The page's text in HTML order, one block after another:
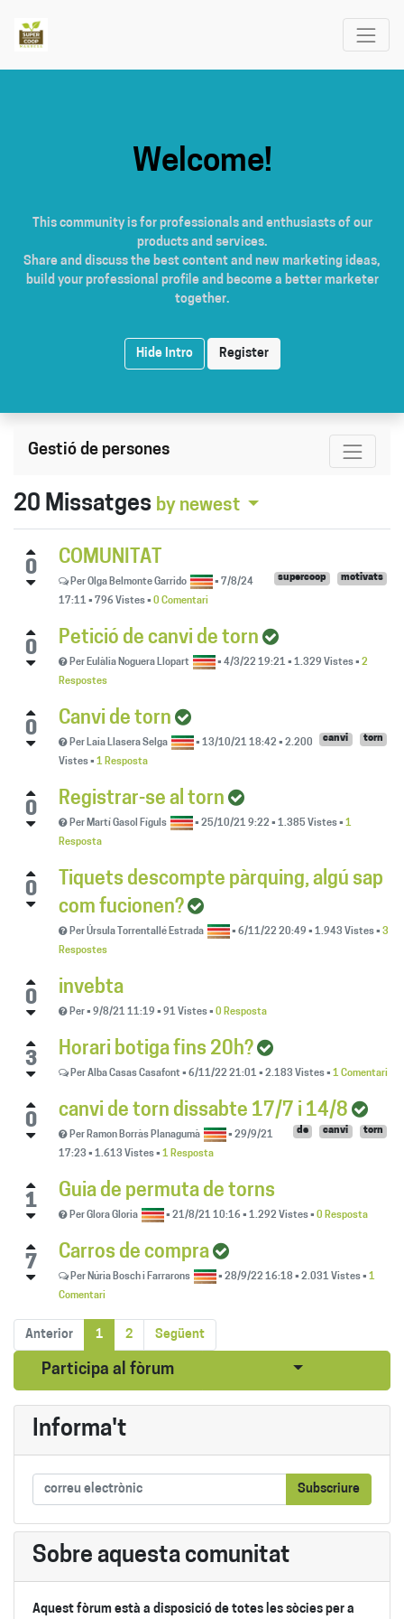
Welcome!
This community is for professionals and enthusiasts of our
products and services.
Share and discuss the best content and new marketing ideas,
build your professional profile and become a better marketer
together.
Hide Intro Register
Gestió de persones
20 Missatges by newest
0
COMUNITAT
motivats
supercoop
PerOlga Belmonte Garrido •7/8/24
17:11 • 796 Vistes• 0 Comentari
0
Petició de canvi de torn
Per Eulàlia Noguera Llopart •4/3/22 19:21 •1.329 Vistes•2
Respostes
0
Canvi de torn
torn
canvi
Per Laia Llasera Selga •13/10/21 18:42 •2.200
Vistes• 1 Resposta
0
Registrar-se al torn
Per Martí Gasol Fíguls •25/10/21 9:22 •1.385 Vistes•1
Resposta
0
Tiquets descompte pàrquing, algú sap
com fucionen?
PerÚrsula Torrentallé Estrada •6/11/22 20:49 •1.943 Vistes•3
Respostes
0
invebta
Per• 9/8/21 11:19 • 91 Vistes• 0 Resposta
3
Horari botiga fins 20h?
PerAlba Casas Casafont• 6/11/22 21:01 • 2.183 Vistes• 1 Comentari
0
canvi de torn dissabte 17/7 i 14/8
torn
canvi
de
Per Ramon Borràs Planagumà •29/9/21
17:23 • 1.613 Vistes• 1 Resposta
1
Guia de permuta de torns
PerGlora Gloria •21/8/21 10:16 •1.292 Vistes•0 Resposta
7
Carros de compra
Per Núria Bosch i Farrarons •28/9/22 16:18 •2.031 Vistes•1
Comentari
Anterior 1 2 Següent
Participa al fòrum Seleccionar
Informa't
Subscriure
Sobre aquesta comunitat
Aquest fòrum està a disposició de totes les sòcies per a